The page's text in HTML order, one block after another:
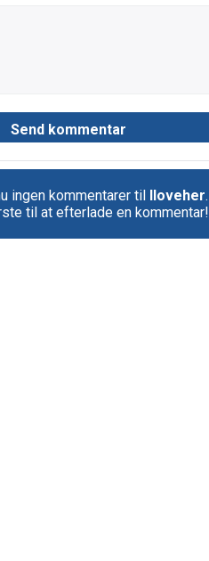
ingen kommentarer til Iloveher.
til at efterlade en kommentar!